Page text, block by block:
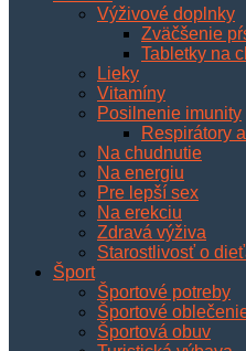
Výživové doplnky
Zväčšenie
Tabletky na
Lieky
Vitamíny
Posilnenie imunity
Respirátory
Na chudnutie
Na energiu
Pre lepší sex
Na erekciu
Zdravá výživa
Starostlivosť o
Šport
Športové potreby
Športové
Športová obuv